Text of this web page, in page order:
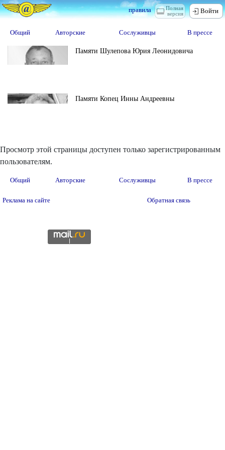
Полная
версия
правила Войти
Общий Авторские Сослуживцы В прессе
Памяти Шулепова Юрия Леонидовича
Памяти Копец Инны Андреевны
Просмотр этой страницы доступен только зарегистрированным
пользователям.
Общий Авторские Сослуживцы В прессе
Реклама на сайте Обратная связь